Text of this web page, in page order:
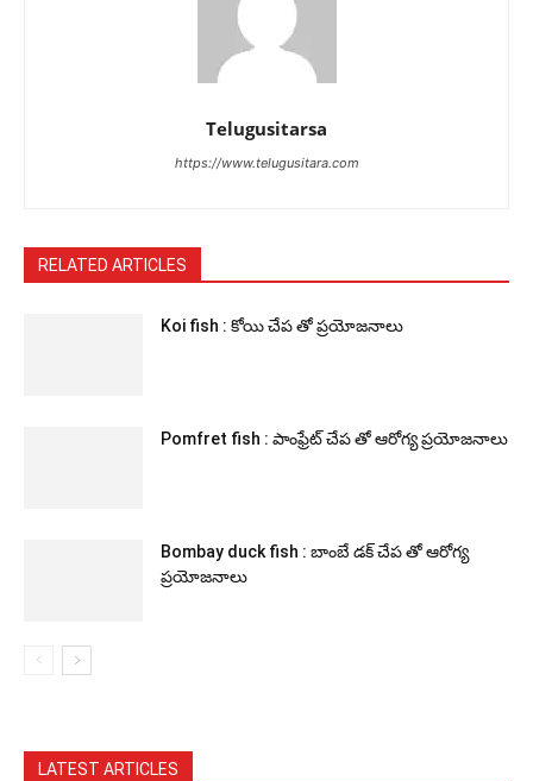
Telugusitarsa
https://www.telugusitara.com
RELATED ARTICLES
Koi fish : కోయి చేప తో ప్రయోజనాలు
Pomfret fish : పాంఫ్రేట్ చేప తో ఆరోగ్య ప్రయోజనాలు
Bombay duck fish : బాంబే డక్ చేప తో ఆరోగ్య
ప్రయోజనాలు
LATEST ARTICLES